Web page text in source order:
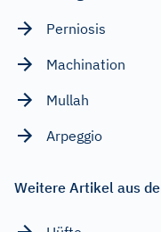
Perniosis
Machination
Mullah
Arpeggio
Weitere Artikel aus